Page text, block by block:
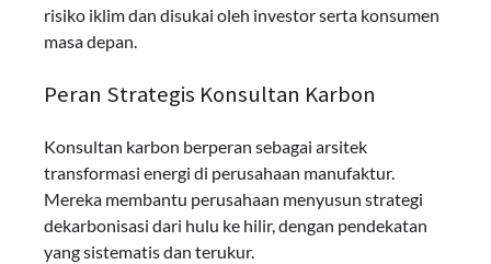
risiko iklim dan disukai oleh investor serta konsumen
masa depan.
Peran Strategis Konsultan Karbon
Konsultan karbon berperan sebagai arsitek
transformasi energi di perusahaan manufaktur.
Mereka membantu perusahaan menyusun strategi
dekarbonisasi dari hulu ke hilir, dengan pendekatan
yang sistematis dan terukur.